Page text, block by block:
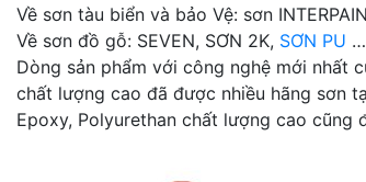
Về sơn tàu biển và bảo Vệ: sơn
Về sơn đồ gỗ: SEVEN, SƠN 2K, SƠN PU …
Dòng sản phẩm với công nghệ mới
chất lượng cao đã được nhiều hãng sơn
Epoxy, Polyurethan chất lượng cao